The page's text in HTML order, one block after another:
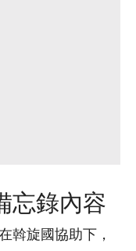
忘錄內容
斡旋國協助下，